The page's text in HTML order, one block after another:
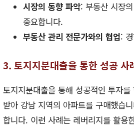
시장의 동향 파악: 부동산 시장
중요합니다.
부동산 관리 전문가와의 협업:
3. 토지지분대출을 통한 성공 사
토지지분대출을 통해 성공적인 투자
받아 강남 지역의 아파트를 구매했습
합니다. 이런 사례는 레버리지를 활용